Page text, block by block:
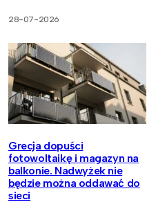
28-07-2026
Grecja dopuści
fotowoltaikę i magazyn na
balkonie. Nadwyżek nie
będzie można oddawać do
sieci